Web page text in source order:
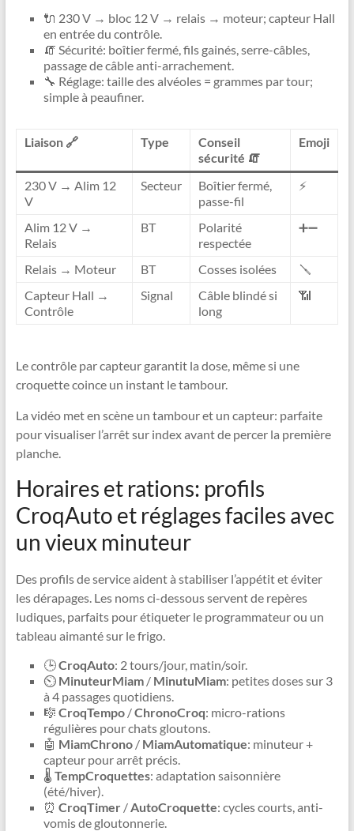
🔌 230 V → bloc 12 V → relais → moteur; capteur Hall
en entrée du contrôle.
🧯 Sécurité: boîtier fermé, fils gainés, serre-câbles,
passage de câble anti-arrachement.
🔧 Réglage: taille des alvéoles = grammes par tour;
simple à peaufiner.
Liaison 🔗 Type
Conseil
sécurité 🧯
Emoji
230 V → Alim 12
V
Secteur
Boîtier fermé,
passe-fil
⚡
Alim 12 V →
Relais
BT
Polarité
respectée
➕➖
Relais → Moteur BT Cosses isolées
🪛
Capteur Hall →
Contrôle
Signal
Câble blindé si
long
📶
Le contrôle par capteur garantit la dose, même si une
croquette coince un instant le tambour.
La vidéo met en scène un tambour et un capteur: parfaite
pour visualiser l’arrêt sur index avant de percer la première
planche.
Horaires et rations: profils
CroqAuto et réglages faciles avec
un vieux minuteur
Des profils de service aident à stabiliser l’appétit et éviter
les dérapages. Les noms ci-dessous servent de repères
ludiques, parfaits pour étiqueter le programmateur ou un
tableau aimanté sur le frigo.
🕒CroqAuto: 2 tours/jour, matin/soir.
⏲️ MinuteurMiam/ MinutuMiam: petites doses sur 3
à 4 passages quotidiens.
🎼 CroqTempo/ChronoCroq: micro-rations
régulières pour chats gloutons.
🤖 MiamChrono/ MiamAutomatique: minuteur +
capteur pour arrêt précis.
🌡️ TempCroquettes: adaptation saisonnière
(été/hiver).
⏰ CroqTimer/AutoCroquette: cycles courts, anti-
vomis de gloutonnerie.